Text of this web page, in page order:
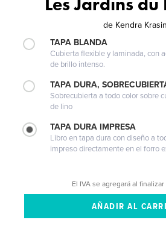
de Kendra Krasin
TAPA BLANDA
Cubierta flexible y laminada, con
de brillo intenso.
TAPA DURA,
Sobrecubierta a todo color sobre
de lino
TAPA DURA IMPRESA
Libro en tapa dura con diseño a
impreso directamente en el forro
El IVA se agregará al